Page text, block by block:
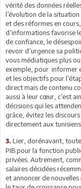
vérité des données
l’évolution de la
et des réformes en
d’informations favorise
de confiance, le
revoir d’urgence sa
vous médiatiques plus
exemple, pour informer
et les objectifs pour
direct mais de contenu
aussi à leur cœur, c’est
décisions qui les
grâce, évitez les
directement aux
3. Lier, dorénavant,
PIB pour la fonction
privées. Autrement,
salaires décidées
et annoncer de